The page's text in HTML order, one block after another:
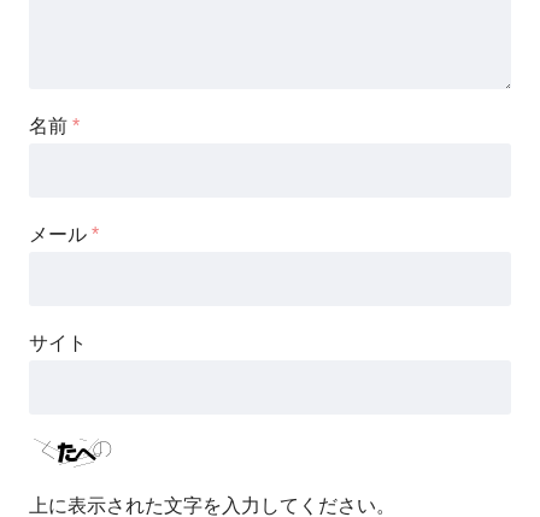
名前 *
メール *
サイト
上に表示された文字を入力してください。